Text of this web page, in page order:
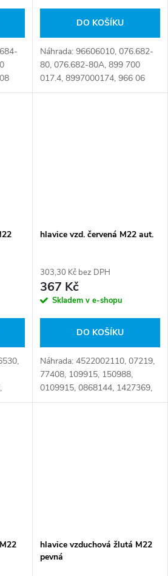
DO KOŠÍKU
Náhrada: 96606010, 076.682-
80, 076.682-80A, 899 700
017.4, 8997000174, 966 06
010 Číslo karty: 064377
hlavice vzd. červená M22 aut.
303,30 Kč bez DPH
367 Kč
Skladem v e-shopu
DO KOŠÍKU
Náhrada: 4522002110, 07219,
77408, 109915, 150988,
0109915, 0868144, 1427369,
1504064, 1505064, 1599819,
hlavice vzduchová žlutá M22
pevná